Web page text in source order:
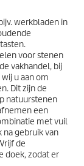
werkbladen in
voor stenen
vakhandel, bij
u aan om
Dit zijn de
natuurstenen
een
met vuil
na gebruik van
de
doek, zodat er